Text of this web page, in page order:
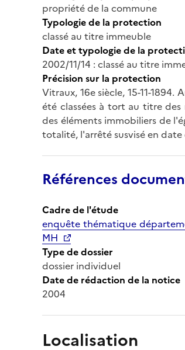
propriété de la commune
Typologie de la protection
classé au titre immeuble
Date et typologie de la
2002/11/14 : classé au titre
Précision sur la protection
Vitraux, 16e siècle, 15-11-
été classées à tort au titre
des éléments immobiliers de
totalité, l'arrêté susvisé en
Références
Cadre de l'étude
enquête thématique
MH
Type de dossier
dossier individuel
Date de rédaction de la notice
2004
Localisation